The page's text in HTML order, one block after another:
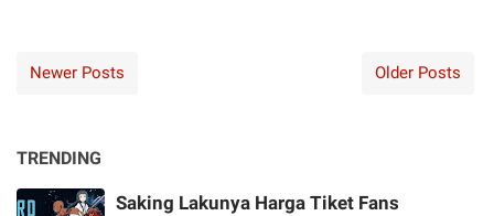
Newer Posts Older Posts
TRENDING
Saking Lakunya Harga Tiket Fans